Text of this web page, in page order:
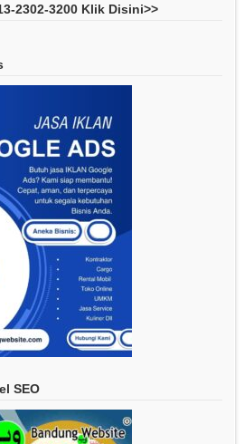
2302-3200 Klik Disini>>
SEO